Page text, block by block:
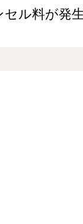
ル料が発